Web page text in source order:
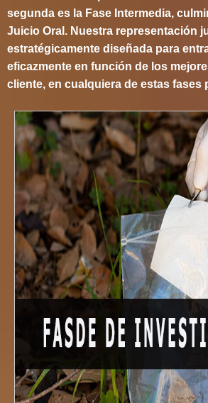
segunda es la Fase Intermedia,
Juicio Oral. Nuestra representación
estratégicamente diseñada para
eficazmente en función de los
cliente, en cualquiera de estas fases